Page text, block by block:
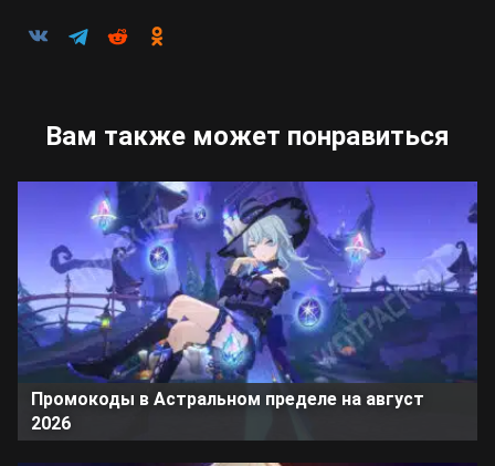
Вам также может понравиться
Промокоды в Астральном пределе на август
2026